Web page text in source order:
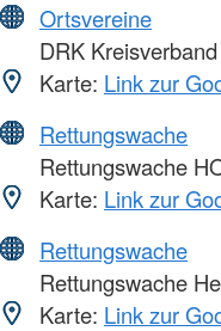
Ortsvereine
DRK
Karte: Link zur
Rettungswache
Rettungswache
Karte: Link zur
Rettungswache
Rettungswache
Karte: Link zur